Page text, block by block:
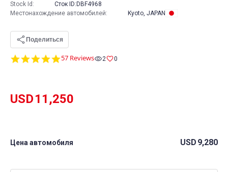
4.8
57 Reviews 2 0
USD11,250
Цена автомобиля USD 9,280
Stock Id: Сток ID: DBF4968
Местонахождение автомобилей: Kyoto, JAPAN
Поделиться